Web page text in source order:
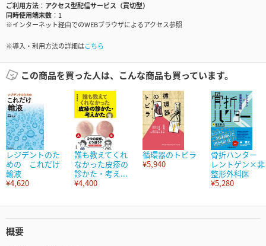
ご利用方法
アクセス型配信サービス（買切型）
同時使用端末数
1
※インターネット経由でのWEBブラウザによるアクセス参照
※導入・利用方法の詳細はこちら
この商品を買った人は、こんな商品も買っています。
レジデントのた
めの これだけ
輸液
¥4,620
誰も教えてくれ
なかった皮疹の
診かた・考え...
¥4,400
循環器のトビラ
¥5,940
骨折ハンター
レントゲン×非
整形外科医
¥5,280
概要